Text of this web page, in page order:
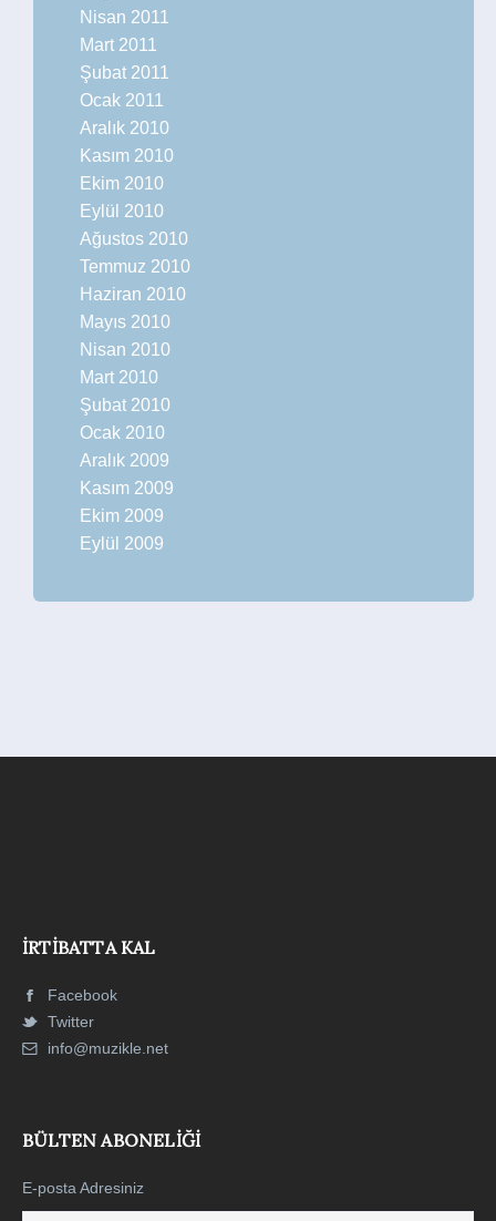
Nisan 2011
Mart 2011
Şubat 2011
Ocak 2011
Aralık 2010
Kasım 2010
Ekim 2010
Eylül 2010
Ağustos 2010
Temmuz 2010
Haziran 2010
Mayıs 2010
Nisan 2010
Mart 2010
Şubat 2010
Ocak 2010
Aralık 2009
Kasım 2009
Ekim 2009
Eylül 2009
İRTIBATTA KAL
Facebook
Twitter
info@muzikle.net
BÜLTEN ABONELIĞI
E-posta Adresiniz